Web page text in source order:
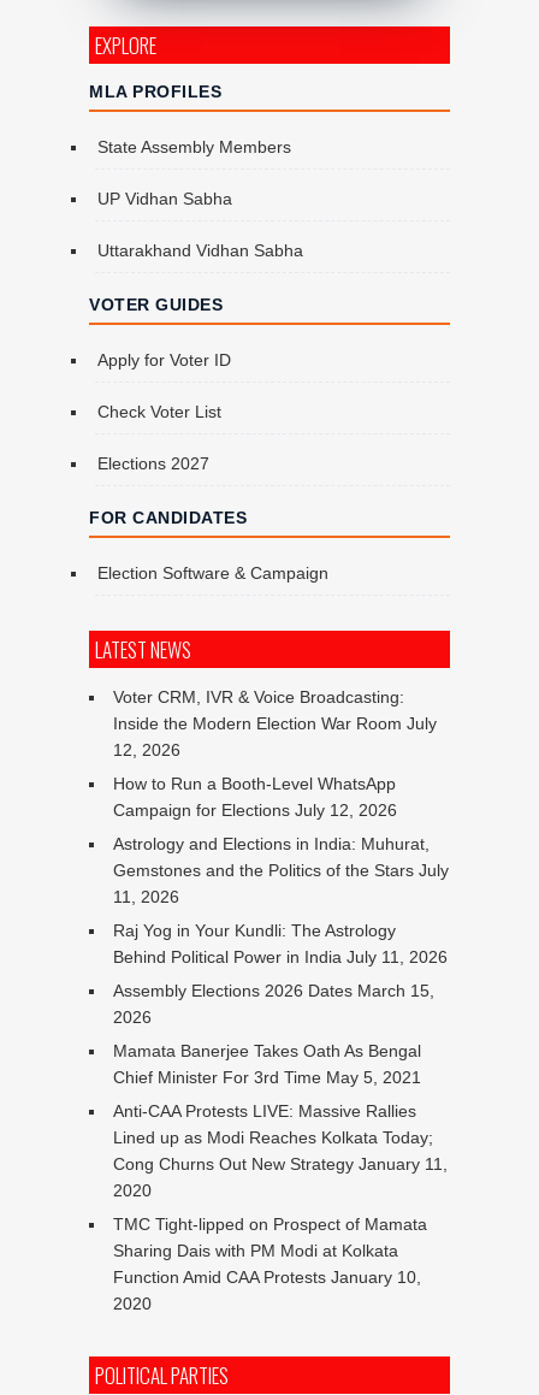
EXPLORE
MLA PROFILES
State Assembly Members
UP Vidhan Sabha
Uttarakhand Vidhan Sabha
VOTER GUIDES
Apply for Voter ID
Check Voter List
Elections 2027
FOR CANDIDATES
Election Software & Campaign
LATEST NEWS
Voter CRM, IVR & Voice Broadcasting:
Inside the Modern Election War Room July
12, 2026
How to Run a Booth-Level WhatsApp
Campaign for Elections July 12, 2026
Astrology and Elections in India: Muhurat,
Gemstones and the Politics of the Stars July
11, 2026
Raj Yog in Your Kundli: The Astrology
Behind Political Power in India July 11, 2026
Assembly Elections 2026 Dates March 15,
2026
Mamata Banerjee Takes Oath As Bengal
Chief Minister For 3rd Time May 5, 2021
Anti-CAA Protests LIVE: Massive Rallies
Lined up as Modi Reaches Kolkata Today;
Cong Churns Out New Strategy January 11,
2020
TMC Tight-lipped on Prospect of Mamata
Sharing Dais with PM Modi at Kolkata
Function Amid CAA Protests January 10,
2020
POLITICAL PARTIES